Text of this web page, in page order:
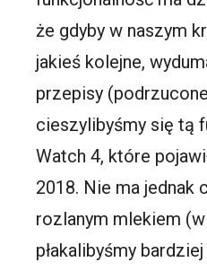
że gdyby w naszym
jakieś kolejne,
przepisy
cieszylibyśmy się tą
Watch 4, które
2018. Nie ma jednak
rozlanym mlekiem
płakalibyśmy